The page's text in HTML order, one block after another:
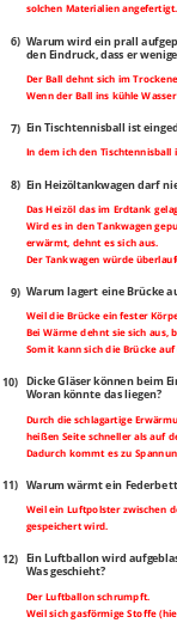
solchen Materialien angefertigt.
6) Warum wird ein prall
den Eindruck, dass er
Der Ball dehnt sich im
Wenn der Ball ins kühle
7) Ein Tischtennisball ist
In dem ich den Tischtennisball
8) Ein Heizöltankwagen darf
Das Heizöl das im Erdtank
Wird es in den Tankwagen
erwärmt, dehnt es sich aus.
Der Tankwagen würde
9) Warum lagert eine Brücke
Weil die Brücke ein fester
Bei Wärme dehnt sie sich aus,
Somit kann sich die Brücke auf
10)
Dicke Gläser können beim
Woran könnte das liegen?
Durch die schlagartige
heißen Seite schneller als auf
Dadurch kommt es zu
11) Warum wärmt ein
Weil ein Luftpolster zwischen
gespeichert wird.
12)
Ein Luftballon wird
Was geschieht?
Der Luftballon schrumpft.
Weil sich gasförmige Stoffe